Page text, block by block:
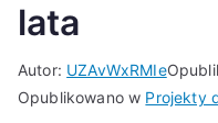
lata
Autor: UZAvWxRMIe
Opublikowano w Projekty